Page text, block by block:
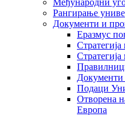
Међународни
Рангирање
Документи и
Еразмус
Документи
Подаци
Отворена
Европа